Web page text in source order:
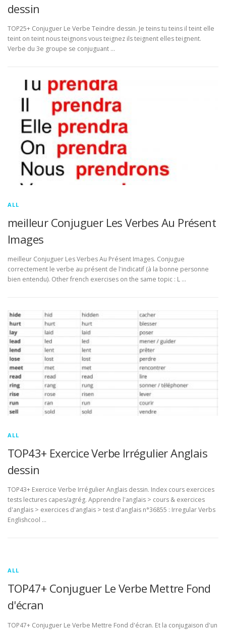
dessin
TOP25+ Conjuguer Le Verbe Teindre dessin. Je teins tu teins il teint elle
teint on teint nous teignons vous teignez ils teignent elles teignent.
Verbe du 3e groupe se conjuguant …
ALL
meilleur Conjuguer Les Verbes Au Présent
Images
meilleur Conjuguer Les Verbes Au Présent Images. Conjugue
correctement le verbe au présent de l'indicatif (à la bonne personne
bien entendu). Other french exercises on the same topic : L …
ALL
TOP43+ Exercice Verbe Irrégulier Anglais
dessin
TOP43+ Exercice Verbe Irrégulier Anglais dessin. Index cours exercices
tests lectures capes/agrég. Apprendre l'anglais > cours & exercices
d'anglais > exercices d'anglais > test d'anglais n°36855 : Irregular Verbs
Englishcool …
ALL
TOP47+ Conjuguer Le Verbe Mettre Fond
d'écran
TOP47+ Conjuguer Le Verbe Mettre Fond d'écran. Et la conjugaison d'un